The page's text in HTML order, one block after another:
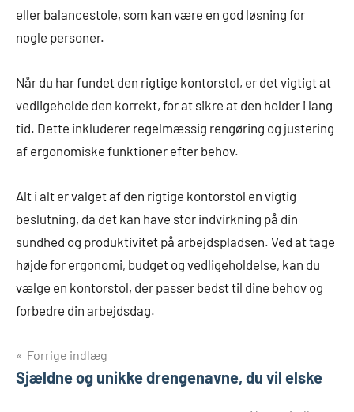
eller balancestole, som kan være en god løsning for
nogle personer.
Når du har fundet den rigtige kontorstol, er det vigtigt at
vedligeholde den korrekt, for at sikre at den holder i lang
tid. Dette inkluderer regelmæssig rengøring og justering
af ergonomiske funktioner efter behov.
Alt i alt er valget af den rigtige kontorstol en vigtig
beslutning, da det kan have stor indvirkning på din
sundhed og produktivitet på arbejdspladsen. Ved at tage
højde for ergonomi, budget og vedligeholdelse, kan du
vælge en kontorstol, der passer bedst til dine behov og
forbedre din arbejdsdag.
Indlægsnavigation
Forrige indlæg
Sjældne og unikke drengenavne, du vil elske